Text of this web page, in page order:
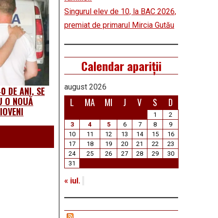
DE ANI, SE
O NOUĂ
Singurul elev de 10, la BAC 2026,
premiat de primarul Mircia Gutău
Calendar apariții
august 2026
L MA MI J V S D
1
2
3
4 5 6 7 8
9
10
11 12 13 14 15
16
17
18 19 20 21 22
23
24
25 26 27 28 29
30
31
« iul.